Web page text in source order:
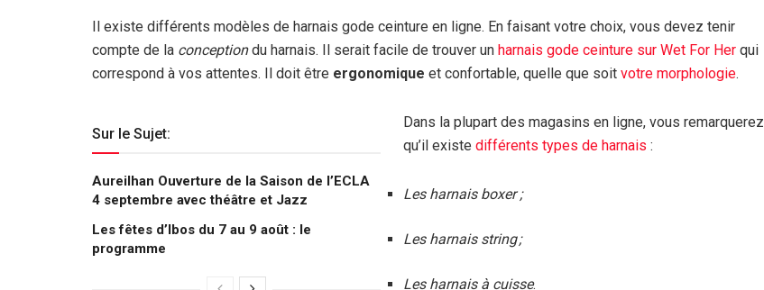
Il existe différents modèles de harnais gode ceinture en ligne. En faisant votre choix, vous devez tenir
compte de la conceptiondu harnais. Il serait facile de trouver un harnais gode ceinture sur Wet For Her qui
correspond à vos attentes. Il doit être ergonomique et confortable, quelle que soit votre morphologie.
Sur le Sujet:
Aureilhan Ouverture de la Saison de l’ECLA
4 septembre avec théâtre et Jazz
Les fêtes d’Ibos du 7 au 9 août : le
programme
Dans la plupart des magasins en ligne, vous remarquerez
qu’il existe différents types de harnais :
Les harnais boxer ;
Les harnais string ;
Les harnais à cuisse.